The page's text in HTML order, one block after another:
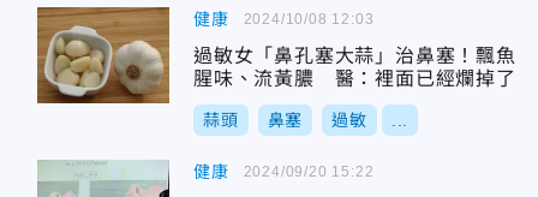
健康
過敏女「鼻孔塞大蒜」治鼻塞！飄魚
腥味、流黃膿 醫：裡面已經爛掉了
蒜頭 鼻塞 過敏
2024/10/08 12:03
健康 2024/09/20 15:22